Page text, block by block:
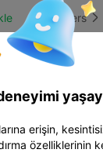
3D Printers 
K2 Pro
layer, 2 walls, 15%
30m 02s  1 plates
erişin,
özelliklerinin